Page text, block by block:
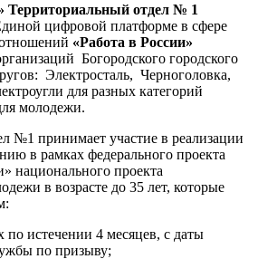
отдел № 1
цифровой платформе в сфере
«Работа в России»
Богородского городского
Электросталь, Черноголовка,
для разных категорий
молодежи.
№1 принимает участие в реализации
в рамках федерального проекта
национального проекта
в возрасте до 35 лет, которые
истечении 4 месяцев, с даты
по призыву;